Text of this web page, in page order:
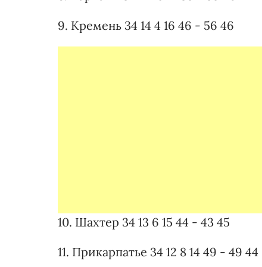
9. Кремень 34 14 4 16 46 - 56 46
10. Шахтер 34 13 6 15 44 - 43 45
11. Прикарпатье 34 12 8 14 49 - 49 44